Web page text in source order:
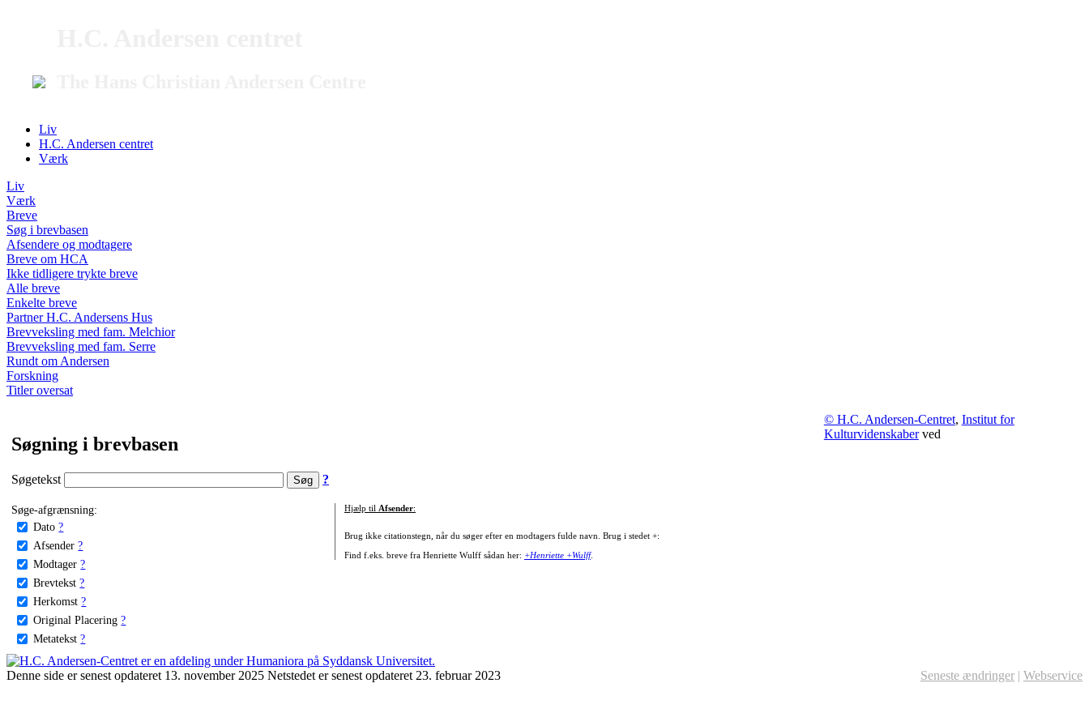
Liv
H.C. Andersen centret
Værk
Liv
Værk
Breve
Søg i brevbasen
Afsendere og modtagere
Breve om HCA
Ikke tidligere trykte breve
Alle breve
Enkelte breve
Partner H.C. Andersens Hus
Brevveksling med fam. Melchior
Brevveksling med fam. Serre
Rundt om Andersen
Forskning
Titler oversat
Søgning i brevbasen
Søgetekst ?
Søge-afgrænsning:
Dato ?
Afsender ?
Modtager ?
Brevtekst ?
Herkomst ?
Original Placering ?
Metatekst ?
Hjælp til Afsender:
Brug ikke citationstegn, når du søger efter en modtagers fulde navn. Brug i stedet +:
Find f.eks. breve fra Henriette Wulff sådan her: +Henriette +Wulff.
© H.C. Andersen-Centret, Institut for
Kulturvidenskaberved
Denne side er senest opdateret 13. november 2025 Netstedet er senest opdateret 23. februar 2023 Seneste ændringer | Webservice